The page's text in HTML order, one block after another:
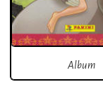
Album